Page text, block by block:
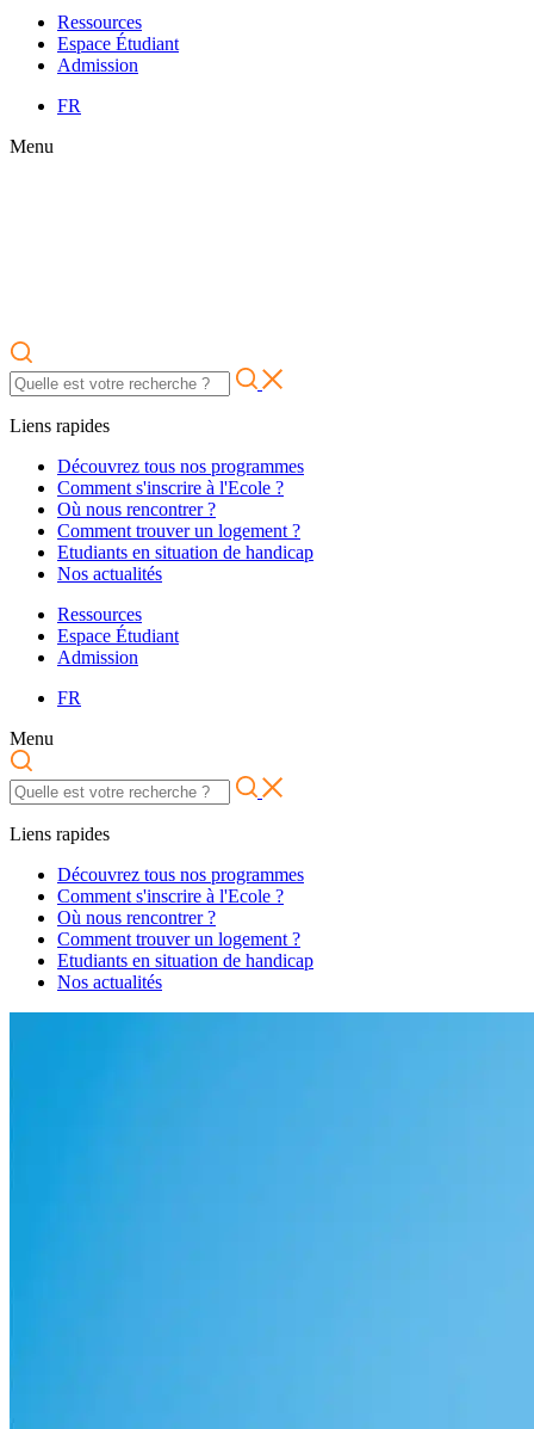
Ressources
Espace Étudiant
Admission
FR
Menu
Liens rapides
Découvrez tous nos programmes
Comment s'inscrire à l'Ecole ?
Où nous rencontrer ?
Comment trouver un logement ?
Etudiants en situation de handicap
Nos actualités
Ressources
Espace Étudiant
Admission
FR
Menu
Liens rapides
Découvrez tous nos programmes
Comment s'inscrire à l'Ecole ?
Où nous rencontrer ?
Comment trouver un logement ?
Etudiants en situation de handicap
Nos actualités